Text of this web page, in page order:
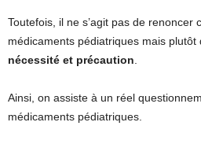
Toutefois, il ne s’agit pas de renoncer
médicaments pédiatriques mais
nécessité et précaution
Ainsi, on assiste à un réel
médicaments pédiatriques.